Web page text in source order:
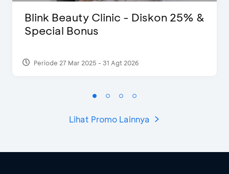
Blink Beauty Clinic - Diskon 25% &
Special Bonus
Periode 27 Mar 2025 - 31 Agt 2026
Lihat Promo Lainnya